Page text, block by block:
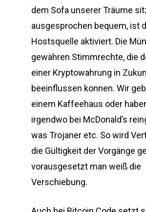
dem Sofa unserer Träume
ausgesprochen bequem, ist
Hostsquelle aktiviert. Die
gewähren Stimmrechte, die
einer Kryptowahrung in
beeinflussen konnen. Wir
einem Kaffeehaus oder
irgendwo bei McDonald’s
was Trojaner etc. So wird
die Gültigkeit der Vorgänge
vorausgesetzt man weiß die
Verschiebung.